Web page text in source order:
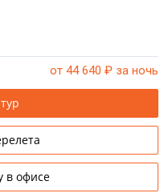
от 44 640 ₽ за ночь
в офисе